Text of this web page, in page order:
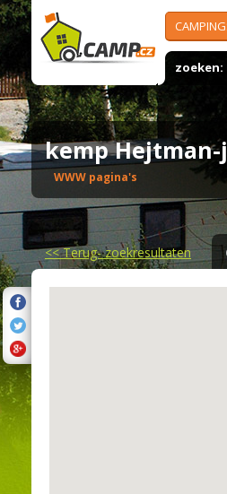
zoeken:
kemp
WWW pagina's
<<Terug- zoekresultaten